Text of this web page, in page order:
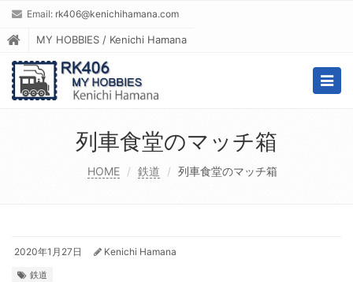
Email: rk406@kenichihamana.com
MY HOBBIES / Kenichi Hamana
列車食堂のマッチ箱
HOME 鉄道 列車食堂のマッチ箱
2020年1月27日 Kenichi Hamana
鉄道